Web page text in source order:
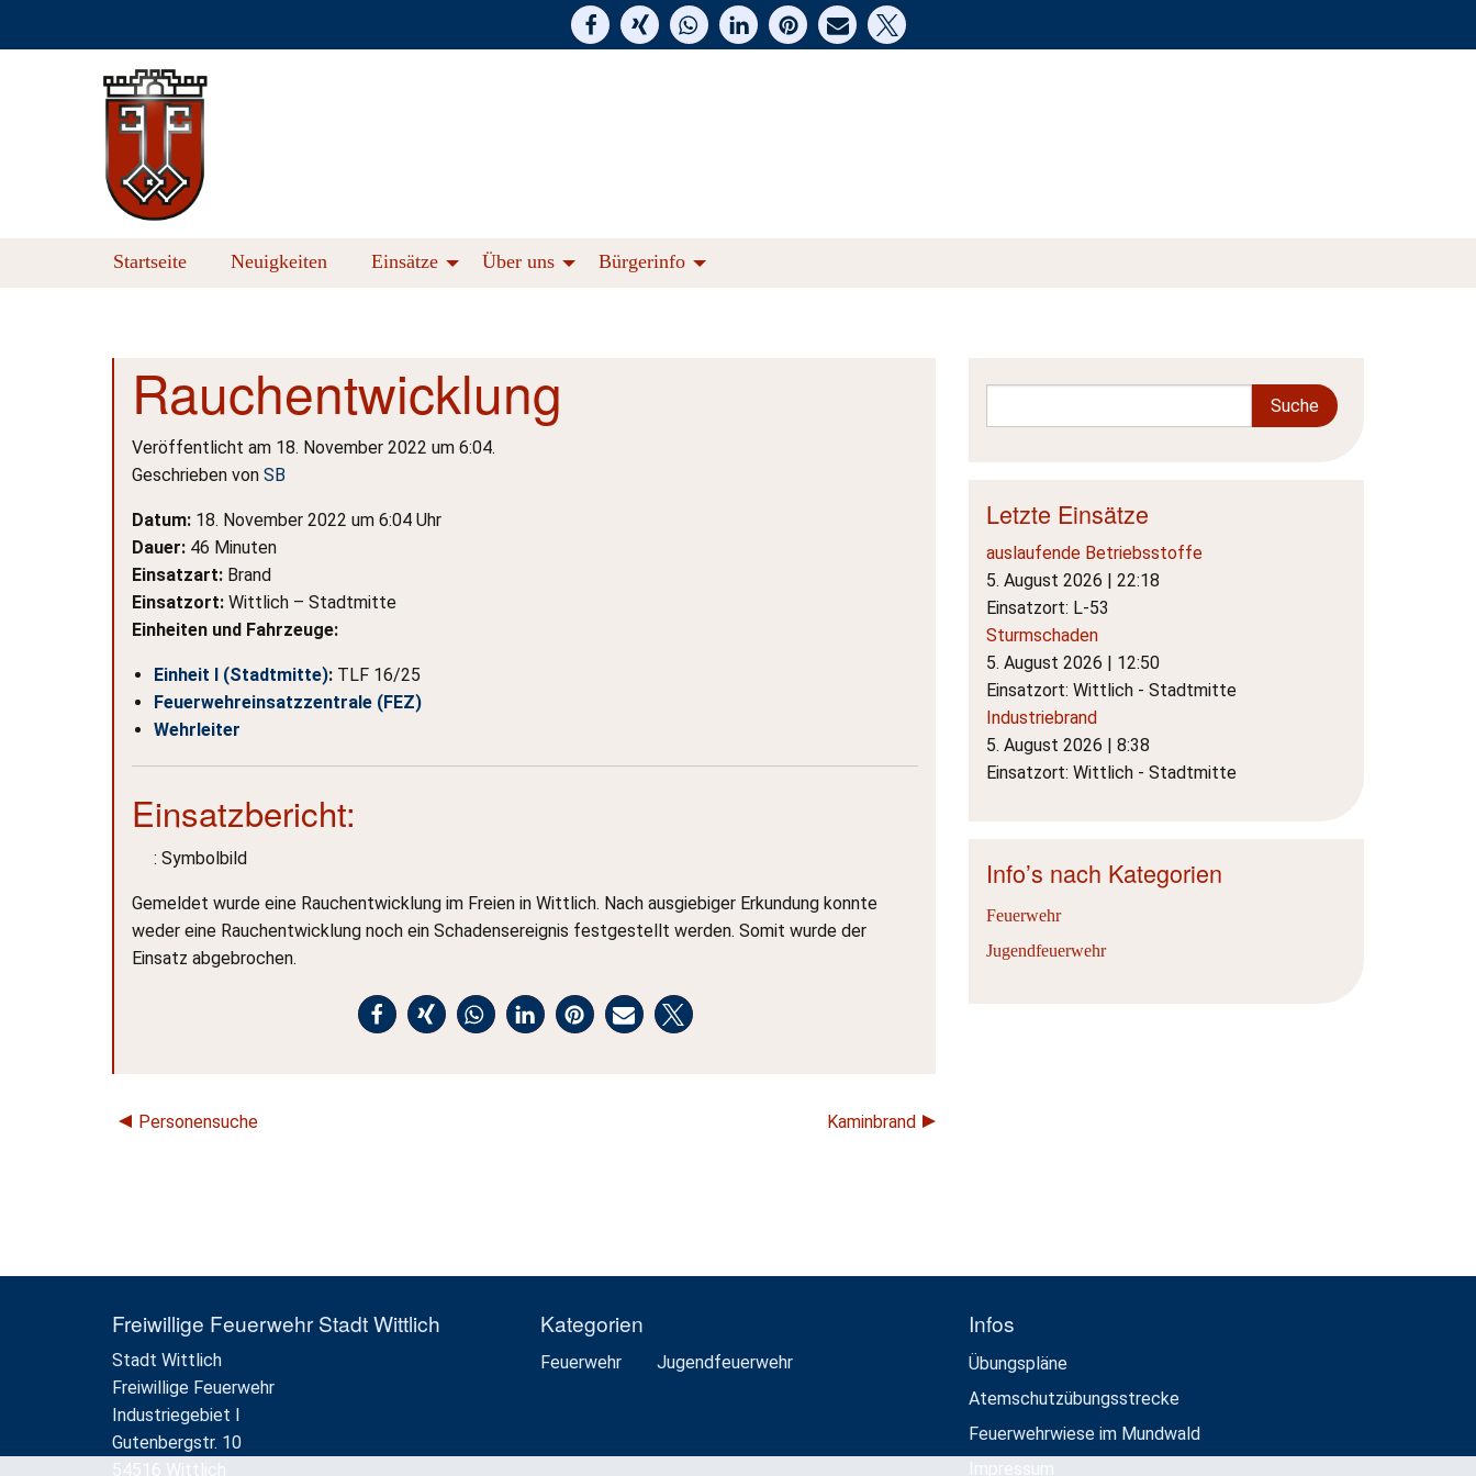
Startseite Neuigkeiten Einsätze Über uns Bürgerinfo
Rauchentwicklung
Veröffentlicht am 18. November 2022 um 6:04.
Geschrieben von SB
Datum: 18. November 2022 um 6:04 Uhr
Dauer: 46 Minuten
Einsatzart: Brand
Einsatzort: Wittlich – Stadtmitte
Einheiten und Fahrzeuge:
Einheit I (Stadtmitte): TLF 16/25
Feuerwehreinsatzzentrale (FEZ)
Wehrleiter
Einsatzbericht:
: Symbolbild
Gemeldet wurde eine Rauchentwicklung im Freien in Wittlich. Nach ausgiebiger Erkundung konnte
weder eine Rauchentwicklung noch ein Schadensereignis festgestellt werden. Somit wurde der
Einsatz abgebrochen.
Personensuche Kaminbrand
Letzte Einsätze
auslaufende Betriebsstoffe
5. August 2026 | 22:18
Einsatzort: L-53
Sturmschaden
5. August 2026 | 12:50
Einsatzort: Wittlich - Stadtmitte
Industriebrand
5. August 2026 | 8:38
Einsatzort: Wittlich - Stadtmitte
Info’s nach Kategorien
Feuerwehr
Jugendfeuerwehr
Freiwillige Feuerwehr Stadt Wittlich
Stadt Wittlich
Freiwillige Feuerwehr
Industriegebiet I
Gutenbergstr. 10
Kategorien
Feuerwehr Jugendfeuerwehr
Infos
Übungspläne
Atemschutzübungsstrecke
Feuerwehrwiese im Mundwald